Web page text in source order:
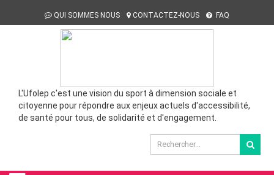
QUI SOMMES NOUS CONTACTEZ-NOUS FAQ
L'Ufolep c'est une vision du sport à dimension sociale et
citoyenne pour répondre aux enjeux actuels d'accessibilité,
de santé pour tous, de solidarité et d'engagement.